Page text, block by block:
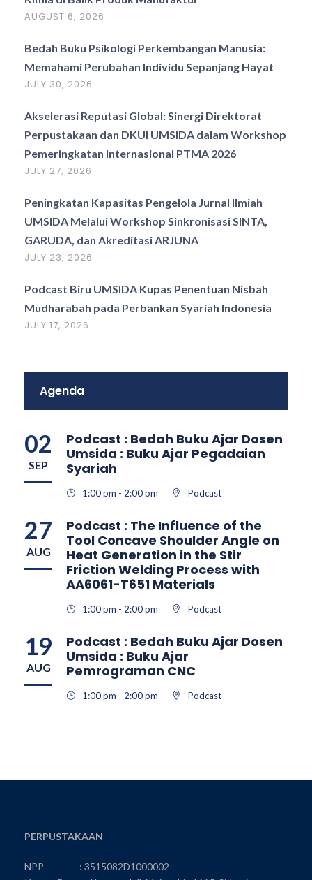
AUGUST 6, 2026
Bedah Buku Psikologi Perkembangan Manusia:
Memahami Perubahan Individu Sepanjang Hayat
JULY 30, 2026
Akselerasi Reputasi Global: Sinergi Direktorat
Perpustakaan dan DKUI UMSIDA dalam Workshop
Pemeringkatan Internasional PTMA 2026
JULY 27, 2026
Peningkatan Kapasitas Pengelola Jurnal Ilmiah
UMSIDA Melalui Workshop Sinkronisasi SINTA,
GARUDA, dan Akreditasi ARJUNA
JULY 23, 2026
Podcast Biru UMSIDA Kupas Penentuan Nisbah
Mudharabah pada Perbankan Syariah Indonesia
JULY 17, 2026
Agenda
02
SEP
Podcast : Bedah Buku Ajar Dosen
Umsida : Buku Ajar Pegadaian
Syariah
1:00 pm - 2:00 pm Podcast
27
AUG
Podcast : The Influence of the
Tool Concave Shoulder Angle on
Heat Generation in the Stir
Friction Welding Process with
AA6061-T651 Materials
1:00 pm - 2:00 pm Podcast
19
AUG
Podcast : Bedah Buku Ajar Dosen
Umsida : Buku Ajar
Pemrograman CNC
1:00 pm - 2:00 pm Podcast
PERPUSTAKAAN
NPP : 3515082D1000002